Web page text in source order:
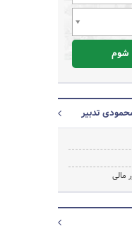
شوم
تدبیر
مالی